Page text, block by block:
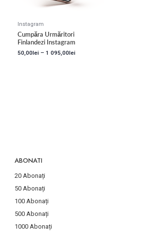
Instagram
Cumpăra Urmăritori
Finlandezi Instagram
50,00lei– 1 095,00lei
ABONATI
20 Abonați
50 Abonați
100 Abonați
500 Abonați
1000 Abonați